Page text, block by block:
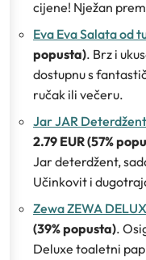
cijene! Nježan
Eva Eva Salata od
popusta). Brz i
dostupnu s
ručak ili večeru.
Jar JAR
2.79 EUR (57%
Jar deterdžent,
Učinkovit i
Zewa ZEWA
(39% popusta).
Deluxe toaletni